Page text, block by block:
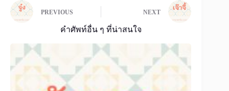
PREVIOUS NEXT
คำศัพท์อื่น ๆ ที่น่าสนใจ